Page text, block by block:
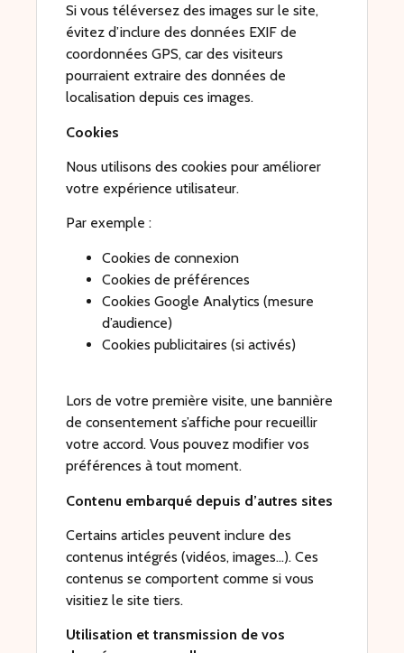
Si vous téléversez des images sur le site,
évitez d’inclure des données EXIF de
coordonnées GPS, car des visiteurs
pourraient extraire des données de
localisation depuis ces images.
Cookies
Nous utilisons des cookies pour améliorer
votre expérience utilisateur.
Par exemple :
Cookies de connexion
Cookies de préférences
Cookies Google Analytics (mesure
d’audience)
Cookies publicitaires (si activés)
Lors de votre première visite, une bannière
de consentement s’affiche pour recueillir
votre accord. Vous pouvez modifier vos
préférences à tout moment.
Contenu embarqué depuis d’autres sites
Certains articles peuvent inclure des
contenus intégrés (vidéos, images…). Ces
contenus se comportent comme si vous
visitiez le site tiers.
Utilisation et transmission de vos